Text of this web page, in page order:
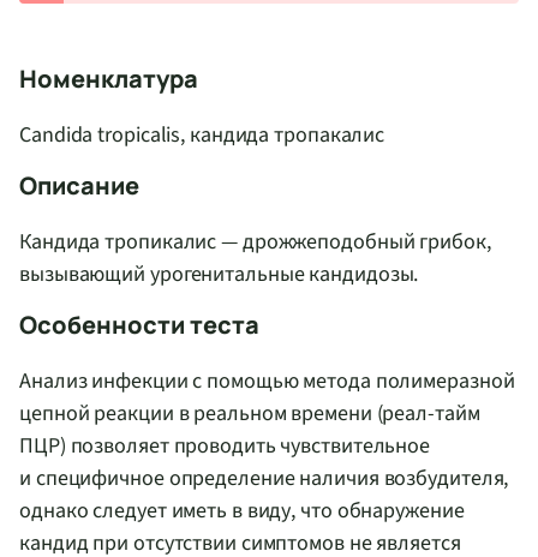
Номенклатура
Candida tropicalis, кандида тропакалис
Описание
Кандида тропикалис — дрожжеподобный грибок,
вызывающий урогенитальные кандидозы.
Особенности теста
Анализ инфекции с помощью метода полимеразной
цепной реакции в реальном времени (реал-тайм
ПЦР) позволяет проводить чувствительное
и специфичное определение наличия возбудителя,
однако следует иметь в виду, что обнаружение
кандид при отсутствии симптомов не является